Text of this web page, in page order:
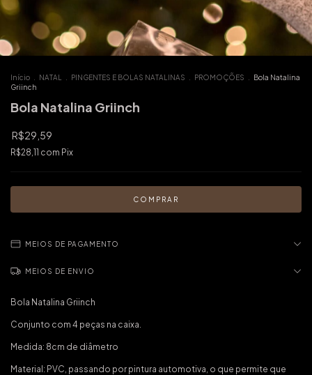
Início NATAL PINGENTES E BOLAS NATALINAS PROMOÇÕES
Bola Natalina
Griinch
Bola Natalina Griinch
R$29,59
R$28,11 com Pix
MEIOS DE PAGAMENTO
MEIOS DE ENVIO
Bola Natalina Griinch
Conjunto com 4 peças na caixa.
Medida: 8cm de diâmetro
Material: PVC, passando por pintura automotiva, o que permite que